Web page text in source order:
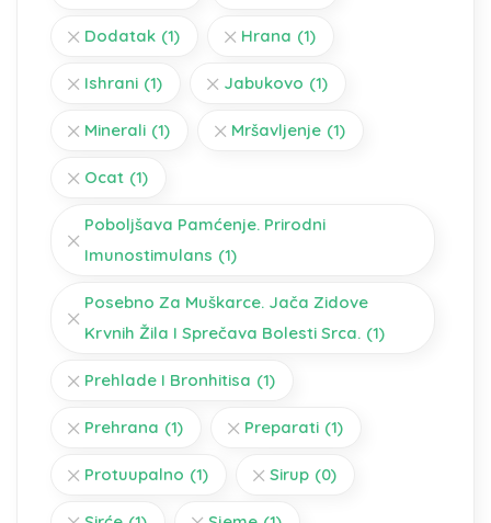
Dodatak (1) Hrana (1)
Ishrani (1) Jabukovo (1)
Minerali (1) Mršavljenje (1)
Ocat (1)
Poboljšava Pamćenje. Prirodni
Imunostimulans (1)
Posebno Za Muškarce. Jača Zidove
Krvnih Žila I Sprečava Bolesti Srca. (1)
Prehlade I Bronhitisa (1)
Prehrana (1) Preparati (1)
Protuupalno (1) Sirup (0)